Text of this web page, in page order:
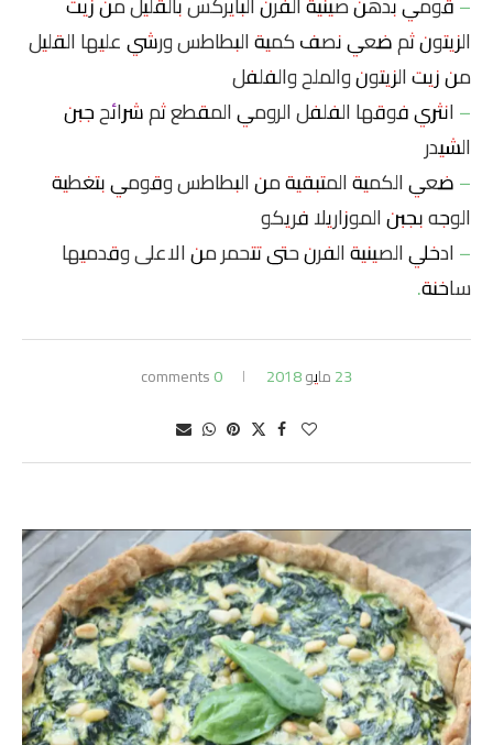
الزيتون ثم ضعي نصف كمية البطاطس ورشي عليها القليل
من زيت الزيتون والملح والفلفل
– انثري فوقها الفلفل الرومي المقطع ثم شرائح جبن
الشيدر
– ضعي الكمية المتبقية من البطاطس وقومي بتغطية
الوجه بجبن الموزاريلا فريكو
– ادخلي الصينية الفرن حتى تتحمر من الاعلى وقدميها
ساخنة.
23 مايو 2018 0 comments